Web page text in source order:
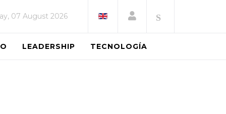
07 August 2026
LEADERSHIP TECNOLOGÍA